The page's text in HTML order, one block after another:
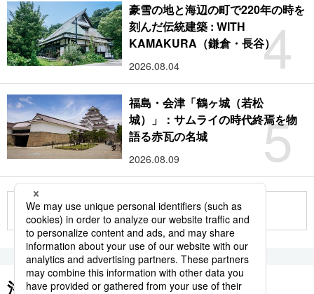
4
豪雪の地と海辺の町で220年の時を
刻んだ伝統建築 : WITH
KAMAKURA（鎌倉・長谷）
2026.08.04
5
福島・会津「鶴ヶ城（若松
城）」：サムライの時代終焉を物
語る赤瓦の名城
2026.08.09
もっと見る
注目のキーワード